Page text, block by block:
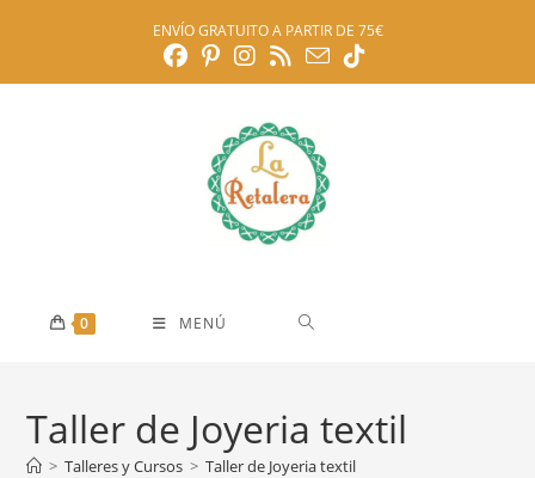
ENVÍO GRATUITO A PARTIR DE 75€
0 MENÚ
Taller de Joyeria textil
> Talleres y Cursos > Taller de Joyeria textil